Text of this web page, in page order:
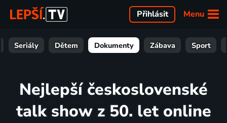
Menu
Přihlásit
Seriály Dětem Dokumenty Zábava Sport
Nejlepší československé
talk show z 50. let online